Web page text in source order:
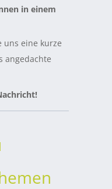
in einem
uns eine kurze
angedachte